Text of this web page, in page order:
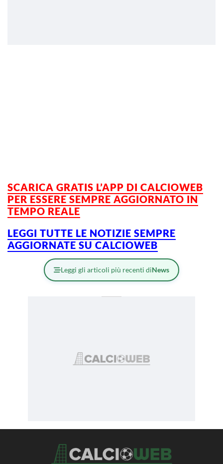
SCARICA GRATIS L’APP DI CALCIOWEB
PER ESSERE SEMPRE AGGIORNATO IN
TEMPO REALE
LEGGI TUTTE LE NOTIZIE SEMPRE
AGGIORNATE SU CALCIOWEB
Leggi gli articoli più recenti diNews